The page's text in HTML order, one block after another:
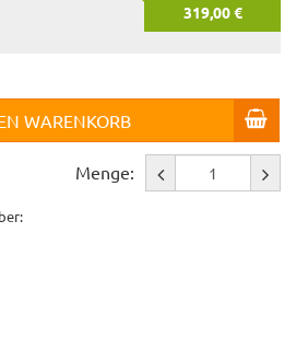
319,00 €
WARENKORB
Menge: